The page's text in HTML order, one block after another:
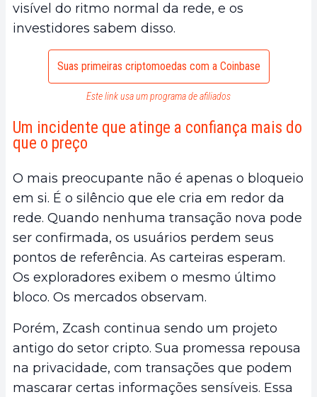
visível do ritmo normal da rede, e os
investidores sabem disso.
Suas primeiras criptomoedas com a Coinbase
Este link usa um programa de afiliados
Um incidente que atinge a confiança mais do
que o preço
O mais preocupante não é apenas o bloqueio
em si. É o silêncio que ele cria em redor da
rede. Quando nenhuma transação nova pode
ser confirmada, os usuários perdem seus
pontos de referência. As carteiras esperam.
Os exploradores exibem o mesmo último
bloco. Os mercados observam.
Porém, Zcash continua sendo um projeto
antigo do setor cripto. Sua promessa repousa
na privacidade, com transações que podem
mascarar certas informações sensíveis. Essa